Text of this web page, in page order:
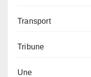
Transport
Tribune
Une